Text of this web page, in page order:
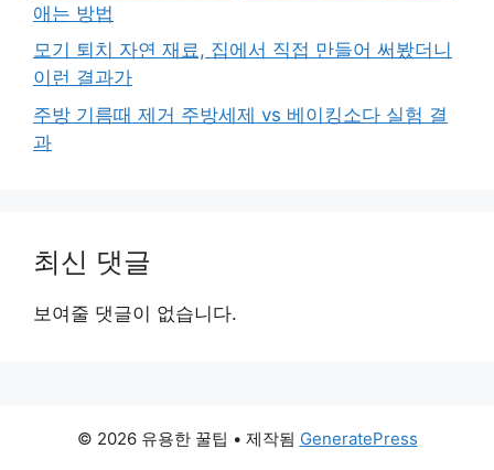
애는 방법
모기 퇴치 자연 재료, 집에서 직접 만들어 써봤더니
이런 결과가
주방 기름때 제거 주방세제 vs 베이킹소다 실험 결
과
최신 댓글
보여줄 댓글이 없습니다.
© 2026 유용한 꿀팁 • 제작됨 GeneratePress